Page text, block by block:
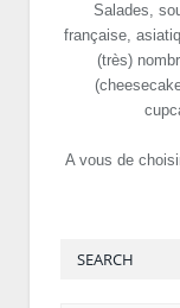
Salades,
française,
(très)
A vous de
SEARCH